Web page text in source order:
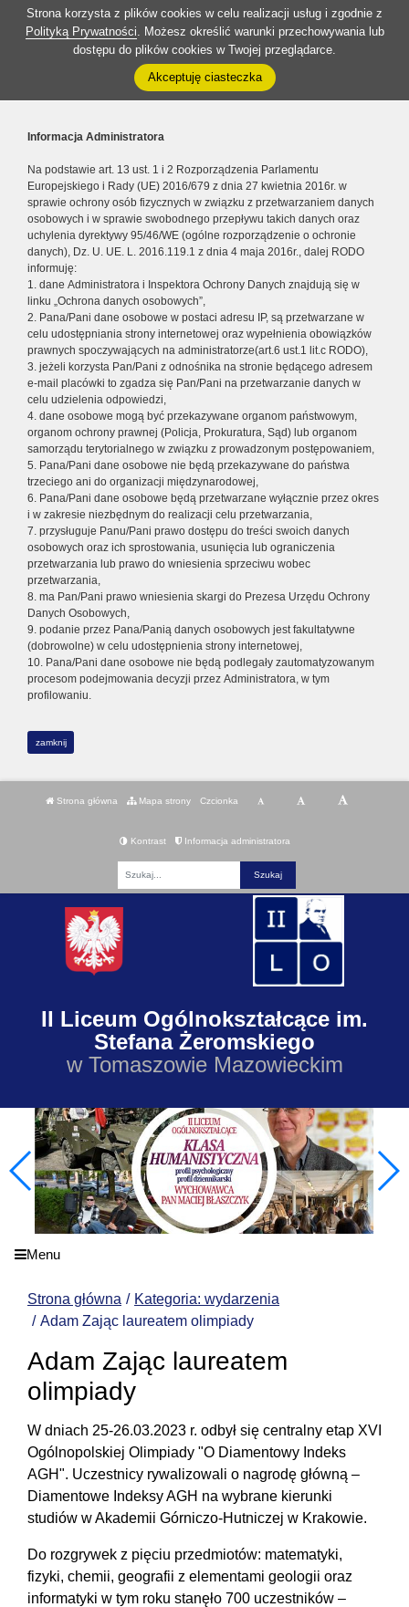
Strona korzysta z plików cookies w celu realizacji usług i zgodnie z
Polityką Prywatności. Możesz określić warunki przechowywania lub
dostępu do plików cookies w Twojej przeglądarce.
Akceptuję ciasteczka
Informacja Administratora
Na podstawie art. 13 ust. 1 i 2 Rozporządzenia Parlamentu
Europejskiego i Rady (UE) 2016/679 z dnia 27 kwietnia 2016r. w
sprawie ochrony osób fizycznych w związku z przetwarzaniem danych
osobowych i w sprawie swobodnego przepływu takich danych oraz
uchylenia dyrektywy 95/46/WE (ogólne rozporządzenie o ochronie
danych), Dz. U. UE. L. 2016.119.1 z dnia 4 maja 2016r., dalej RODO
informuję:
1. dane Administratora i Inspektora Ochrony Danych znajdują się w
linku „Ochrona danych osobowych”,
2. Pana/Pani dane osobowe w postaci adresu IP, są przetwarzane w
celu udostępniania strony internetowej oraz wypełnienia obowiązków
prawnych spoczywających na administratorze(art.6 ust.1 lit.c RODO),
3. jeżeli korzysta Pan/Pani z odnośnika na stronie będącego adresem
e-mail placówki to zgadza się Pan/Pani na przetwarzanie danych w
celu udzielenia odpowiedzi,
4. dane osobowe mogą być przekazywane organom państwowym,
organom ochrony prawnej (Policja, Prokuratura, Sąd) lub organom
samorządu terytorialnego w związku z prowadzonym postępowaniem,
5. Pana/Pani dane osobowe nie będą przekazywane do państwa
trzeciego ani do organizacji międzynarodowej,
6. Pana/Pani dane osobowe będą przetwarzane wyłącznie przez okres
i w zakresie niezbędnym do realizacji celu przetwarzania,
7. przysługuje Panu/Pani prawo dostępu do treści swoich danych
osobowych oraz ich sprostowania, usunięcia lub ograniczenia
przetwarzania lub prawo do wniesienia sprzeciwu wobec
przetwarzania,
8. ma Pan/Pani prawo wniesienia skargi do Prezesa Urzędu Ochrony
Danych Osobowych,
9. podanie przez Pana/Panią danych osobowych jest fakultatywne
(dobrowolne) w celu udostępnienia strony internetowej,
10. Pana/Pani dane osobowe nie będą podlegały zautomatyzowanym
procesom podejmowania decyzji przez Administratora, w tym
profilowaniu.
zamknij
Strona główna Mapa strony Czcionka
Kontrast Informacja administratora
II Liceum Ogólnokształcące im.
Stefana Żeromskiego
w Tomaszowie Mazowieckim
Menu
Strona główna
Kategoria: wydarzenia
Adam Zając laureatem olimpiady
Adam Zając laureatem
olimpiady
W dniach 25-26.03.2023 r. odbył się centralny etap XVI
Ogólnopolskiej Olimpiady "O Diamentowy Indeks
AGH". Uczestnicy rywalizowali o nagrodę główną –
Diamentowe Indeksy AGH na wybrane kierunki
studiów w Akademii Górniczo-Hutniczej w Krakowie.
Do rozgrywek z pięciu przedmiotów: matematyki,
fizyki, chemii, geografii z elementami geologii oraz
informatyki w tym roku stanęło 700 uczestników –